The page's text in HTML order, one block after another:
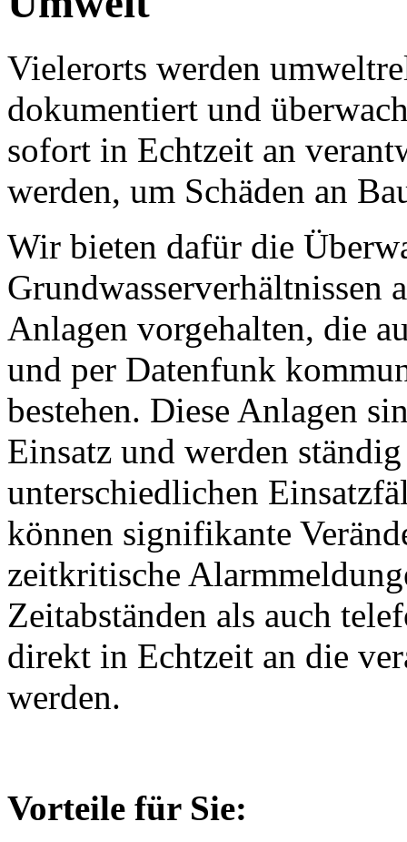
Vielerorts werden
dokumentiert und
sofort in Echtzeit an
werden, um Schäden an
Wir bieten dafür die
Grundwasserverhältnissen
Anlagen vorgehalten, die
und per Datenfunk
bestehen. Diese Anlagen
Einsatz und werden
unterschiedlichen
können signifikante
zeitkritische
Zeitabständen als auch
direkt in Echtzeit an die
werden.
Vorteile für Sie: